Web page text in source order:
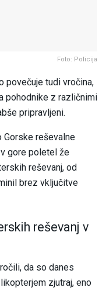
Foto: Policija
povečuje tudi vročina,
pohodnike z različnimi
pripravljeni.
reševalne
gore poletel že
reševanj, od
brez vključitve
reševanj v
da so danes
zjutraj, eno